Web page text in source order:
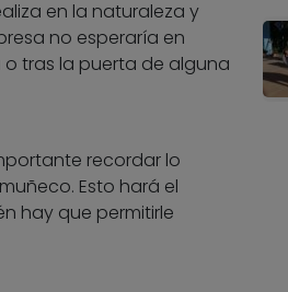
en la naturaleza y
no esperaría en
tras la puerta de alguna
recordar lo
Esto hará el
hay que permitirle